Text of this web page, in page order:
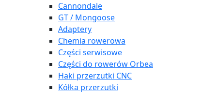
Cannondale
GT / Mongoose
Adaptery
Chemia rowerowa
Części serwisowe
Części do rowerów Orbea
Haki przerzutki CNC
Kółka przerzutki